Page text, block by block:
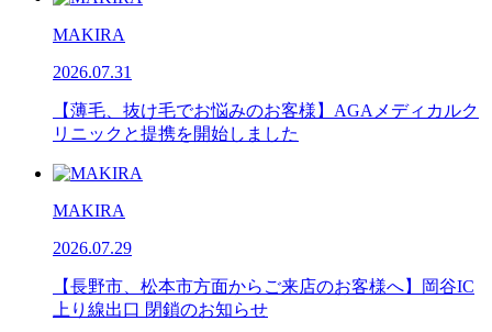
MAKIRA
2026.07.31
【薄毛、抜け毛でお悩みのお客様】AGAメディカルク
リニックと提携を開始しました
MAKIRA
2026.07.29
【長野市、松本市方面からご来店のお客様へ】岡谷IC
上り線出口 閉鎖のお知らせ